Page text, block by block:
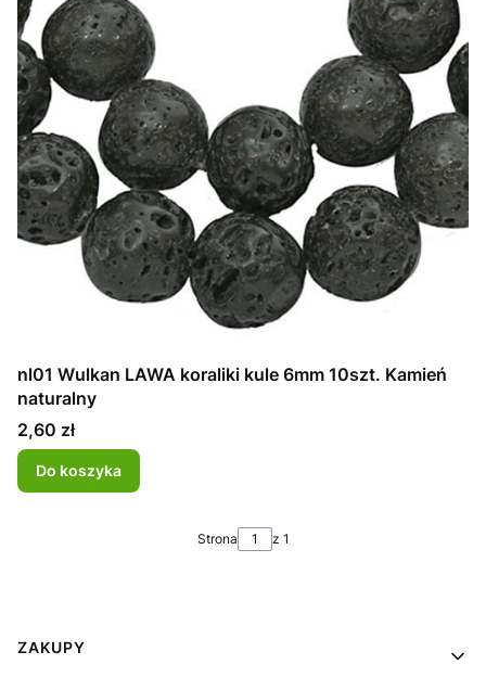
nl01 Wulkan LAWA koraliki kule 6mm 10szt. Kamień
naturalny
Cena
2,60 zł
Do koszyka
Strona z 1
Linki w stopce
ZAKUPY